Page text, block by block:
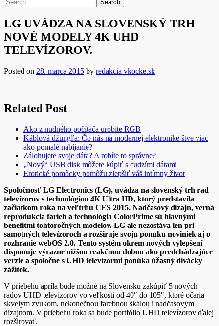
LG UVÁDZA NA SLOVENSKÝ TRH
NOVÉ MODELY 4K UHD
TELEVÍZOROV.
Posted on 28. marca 2015 by redakcia vkocke.sk
Related Post
Ako z nudného počítača urobíte RGB
Káblová džungľa: Čo nás na modernej elektronike štve viac
ako pomalé nabíjanie?
Zálohujete svoje dáta? A robíte to správne?
„Nový“ USB disk môžete kúpiť s cudzími dátami
Erotické pomôcky pomôžu zlepšiť váš intímny život
Spoločnosť LG Electronics (LG), uvádza na slovenský trh rad
televízorov s technológiou 4K Ultra HD, ktorý predstavila
začiatkom roka na veľtrhu CES 2015. Nadčasový dizajn, verná
reprodukcia farieb a technológia ColorPrime sú hlavnými
benefitmi tohtoročných modelov. LG ale nezostáva len pri
samotných televízoroch a rozširuje svoju ponuku noviniek aj o
rozhranie webOS 2.0. Tento systém okrem nových vylepšení
disponuje výrazne nižšou reakčnou dobou ako predchádzajúce
verzie a spoločne s UHD televízormi ponúka úžasný divácky
zážitok.
V priebehu apríla bude možné na Slovensku zakúpiť 5 nových
radov UHD televízorov vo veľkosti od 40″ do 105″, ktoré očaria
skvelým zvukom, nekonečnou farebnou škálou i nadčasovým
dizajnom. V priebehu roka sa bude portfólio UHD televízorov ďalej
rozširovať.